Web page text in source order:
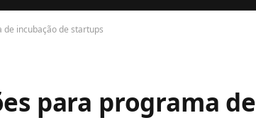
de incubação de startups
para programa de